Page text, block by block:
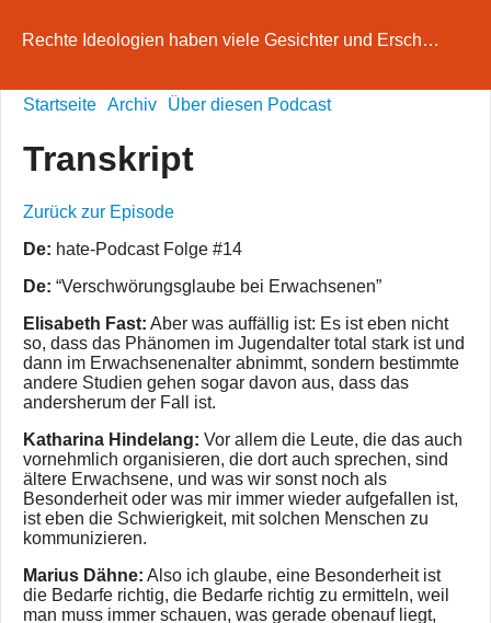
Rechte Ideologien haben viele Gesichter und Ersch…
Startseite Archiv Über diesen Podcast
Transkript
Zurück zur Episode
De: hate-Podcast Folge #14
De: “Verschwörungsglaube bei Erwachsenen”
Elisabeth Fast: Aber was auffällig ist: Es ist eben nicht
so, dass das Phänomen im Jugendalter total stark ist und
dann im Erwachsenenalter abnimmt, sondern bestimmte
andere Studien gehen sogar davon aus, dass das
andersherum der Fall ist.
Katharina Hindelang: Vor allem die Leute, die das auch
vornehmlich organisieren, die dort auch sprechen, sind
ältere Erwachsene, und was wir sonst noch als
Besonderheit oder was mir immer wieder aufgefallen ist,
ist eben die Schwierigkeit, mit solchen Menschen zu
kommunizieren.
Marius Dähne: Also ich glaube, eine Besonderheit ist
die Bedarfe richtig, die Bedarfe richtig zu ermitteln, weil
man muss immer schauen, was gerade obenauf liegt,